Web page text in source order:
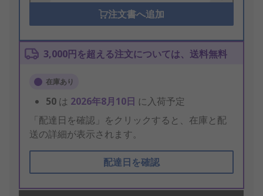
注文書へ追加
3,000円を超える注文については、送料無料
在庫あり
50 は 2026年8月10日 に入荷予定
「配達日を確認」をクリックすると、在庫と配
送の詳細が表示されます。
配達日を確認